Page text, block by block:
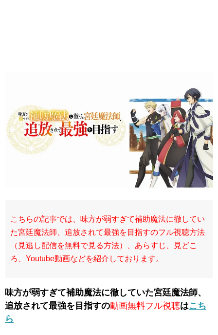
こちらの記事では、味方が弱すぎて補助魔法に徹してい
た宮廷魔法師、追放されて最強を目指すのフル視聴方法
（見逃し配信を無料で見る方法）、あらすじ、見どこ
ろ、Youtube動画などを紹介しております。
味方が弱すぎて補助魔法に徹していた宮廷魔法師、
追放されて最強を目指すの動画無料フル視聴はこち
ら